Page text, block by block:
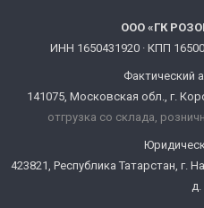
ООО «ГК
ИНН 1650431920 · КПП
Фактический
141075, Московская обл., г.
отгрузка со склада,
423821, Республика Татарстан,
д.